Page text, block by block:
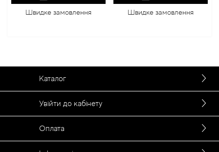
Швидке замовлення Швидке замовлення
Каталог
Увійти до кабінету
Оплата